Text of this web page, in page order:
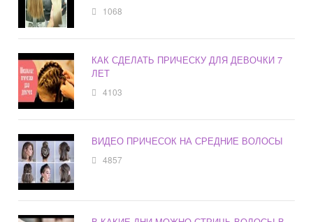
1068
КАК СДЕЛАТЬ ПРИЧЕСКУ ДЛЯ ДЕВОЧКИ 7
ЛЕТ
4103
ВИДЕО ПРИЧЕСОК НА СРЕДНИЕ ВОЛОСЫ
4857